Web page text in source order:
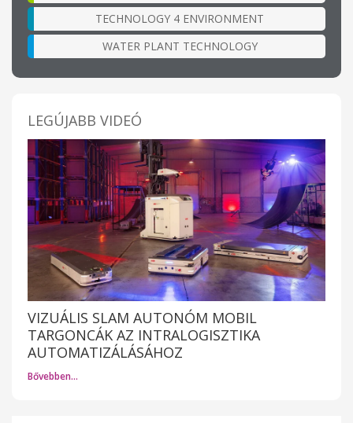
TECHNOLOGY 4 ENVIRONMENT
WATER PLANT TECHNOLOGY
LEGÚJABB VIDEÓ
VIZUÁLIS SLAM AUTONÓM MOBIL
TARGONCÁK AZ INTRALOGISZTIKA
AUTOMATIZÁLÁSÁHOZ
Bővebben…